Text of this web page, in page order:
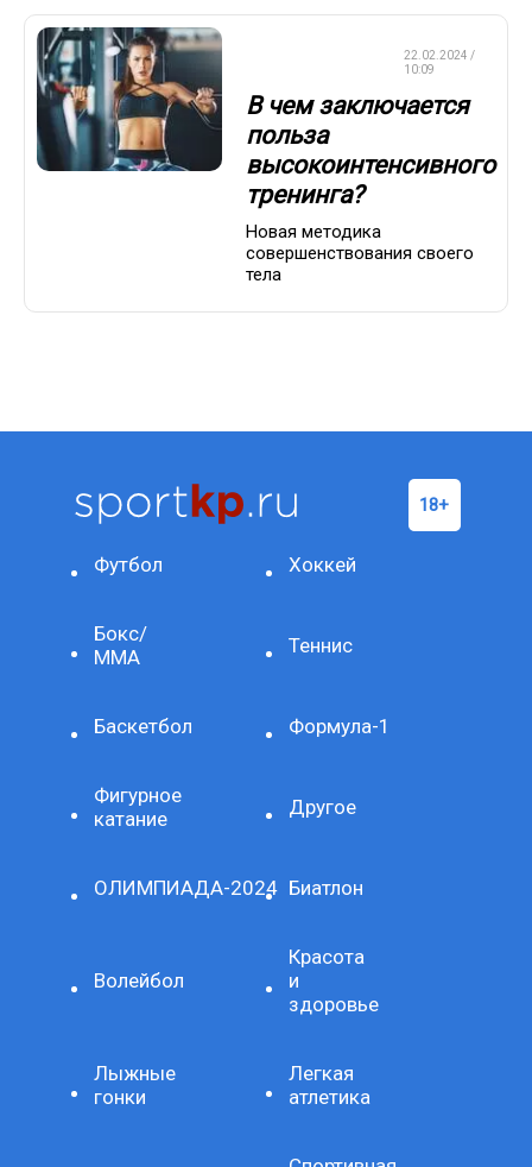
22.02.2024 /
10:09
В чем заключается
польза
высокоинтенсивного
тренинга?
Новая методика
совершенствования своего
тела
Футбол Хоккей
Бокс/
ММА
Теннис
Баскетбол Формула-1
Фигурное
катание
Другое
ОЛИМПИАДА-2024 Биатлон
Волейбол
Красота
и
здоровье
Лыжные
гонки
Легкая
атлетика